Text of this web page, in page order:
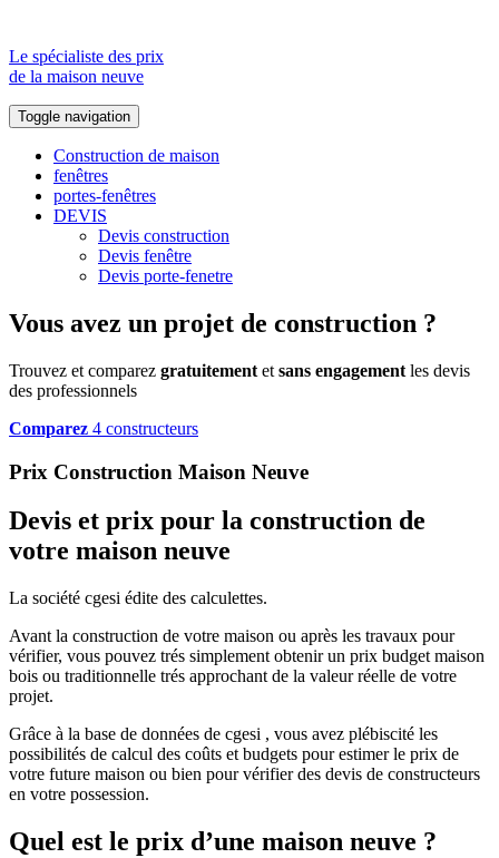
Le spécialiste des prix
de la maison neuve
Toggle navigation
Construction de maison
fenêtres
portes-fenêtres
DEVIS
Devis construction
Devis fenêtre
Devis porte-fenetre
Vous avez un projet de construction ?
Trouvez et comparez gratuitement et sans engagement les devis
des professionnels
Comparez 4 constructeurs
Prix Construction Maison Neuve
Devis et prix pour la construction de
votre maison neuve
La société cgesi édite des calculettes.
Avant la construction de votre maison ou après les travaux pour
vérifier, vous pouvez trés simplement obtenir un prix budget maison
bois ou traditionnelle trés approchant de la valeur réelle de votre
projet.
Grâce à la base de données de cgesi , vous avez plébiscité les
possibilités de calcul des coûts et budgets pour estimer le prix de
votre future maison ou bien pour vérifier des devis de constructeurs
en votre possession.
Quel est le prix d’une maison neuve ?